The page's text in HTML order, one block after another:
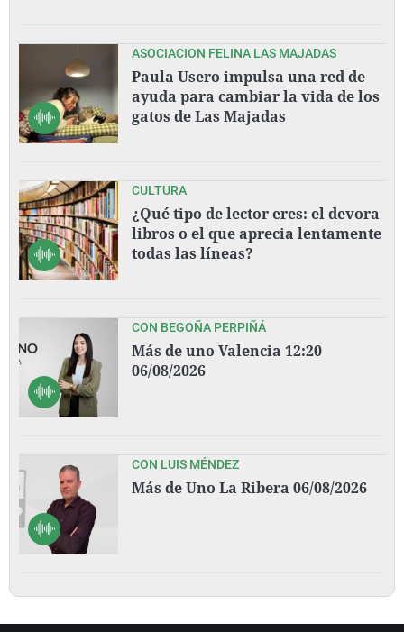
ASOCIACION FELINA LAS MAJADAS
Paula Usero impulsa una red de
ayuda para cambiar la vida de los
gatos de Las Majadas
CULTURA
¿Qué tipo de lector eres: el devora
libros o el que aprecia lentamente
todas las líneas?
CON BEGOÑA PERPIÑÁ
Más de uno Valencia 12:20
06/08/2026
CON LUIS MÉNDEZ
Más de Uno La Ribera 06/08/2026